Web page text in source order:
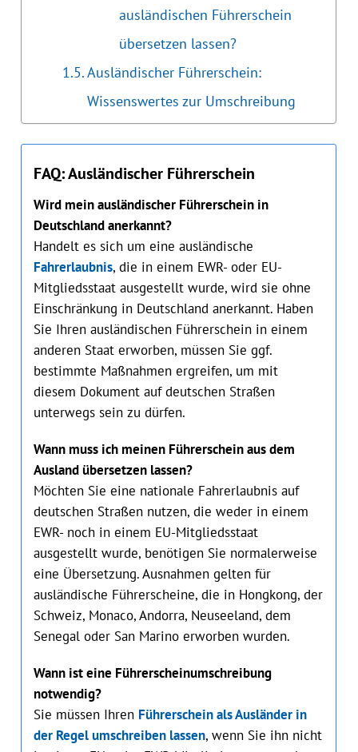
ausländischen Führerschein
übersetzen lassen?
Ausländischer Führerschein:
Wissenswertes zur Umschreibung
FAQ: Ausländischer Führerschein
Wird mein ausländischer Führerschein in
Deutschland anerkannt?
Handelt es sich um eine ausländische
Fahrerlaubnis, die in einem EWR- oder EU-
Mitgliedsstaat ausgestellt wurde, wird sie ohne
Einschränkung in Deutschland anerkannt. Haben
Sie Ihren ausländischen Führerschein in einem
anderen Staat erworben, müssen Sie ggf.
bestimmte Maßnahmen ergreifen, um mit
diesem Dokument auf deutschen Straßen
unterwegs sein zu dürfen.
Wann muss ich meinen Führerschein aus dem
Ausland übersetzen lassen?
Möchten Sie eine nationale Fahrerlaubnis auf
deutschen Straßen nutzen, die weder in einem
EWR- noch in einem EU-Mitgliedsstaat
ausgestellt wurde, benötigen Sie normalerweise
eine Übersetzung. Ausnahmen gelten für
ausländische Führerscheine, die in Hongkong, der
Schweiz, Monaco, Andorra, Neuseeland, dem
Senegal oder San Marino erworben wurden.
Wann ist eine Führerscheinumschreibung
notwendig?
Sie müssen Ihren Führerschein als Ausländer in
der Regel umschreiben lassen, wenn Sie ihn nicht